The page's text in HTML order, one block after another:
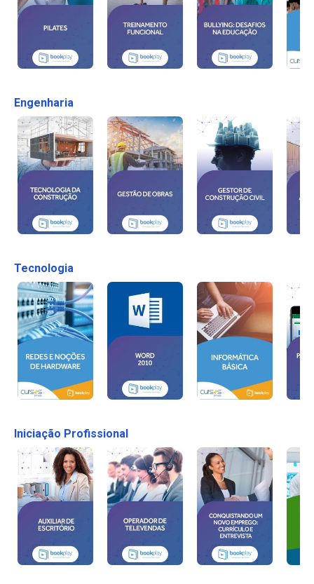
Engenharia
Tecnologia
Iniciação Profissional